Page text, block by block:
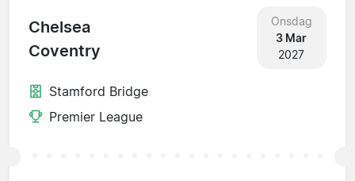
Chelsea
Coventry
Onsdag
3 Mar
2027
Stamford Bridge
Premier League